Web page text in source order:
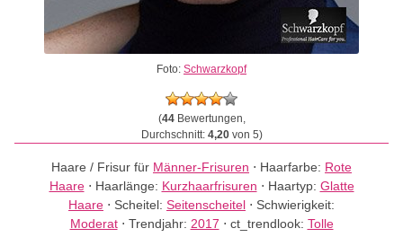
Foto: Schwarzkopf
(44Bewertungen,
Durchschnitt: 4,20von 5)
Haare / Frisur für Männer-Frisuren ⋅ Haarfarbe: Rote
Haare⋅ Haarlänge: Kurzhaarfrisuren ⋅ Haartyp: Glatte
Haare ⋅ Scheitel: Seitenscheitel ⋅ Schwierigkeit:
Moderat⋅ Trendjahr: 2017 ⋅ ct_trendlook: Tolle